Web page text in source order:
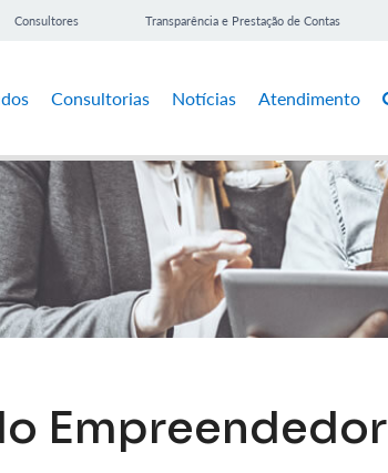
Consultores Transparência e Prestação de Contas
Consultorias Notícias Atendimento
Empreendedor